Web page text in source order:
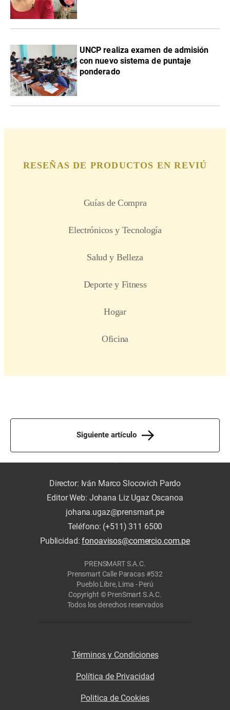
UNCP realiza examen de admisión
con nuevo sistema de puntaje
ponderado
Siguiente artículo
Director: Iván Marco Slocovich Pardo
Editor Web: Johana Liz Ugaz Oscanoa
johana.ugaz@prensmart.pe
Teléfono: (+511) 311 6500
Publicidad:fonoavisos@comercio.com.pe
PRENSMART S.A.C.
Prensmart Calle Paracas #532
Pueblo Libre, Lima - Perú
Copyright © PrenSmart S.A.C.
Todos los derechos reservados
Términos y Condiciones
Política de Privacidad
Politica de Cookies